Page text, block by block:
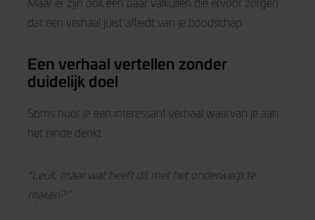
dat een verhaal juist afleidt van je boodschap.
Een verhaal vertellen zonder
duidelijk doel
Soms hoor je een interessant verhaal waarvan je aan
het einde denkt:
“Leuk, maar wat heeft dit met het onderwerp te
maken?”